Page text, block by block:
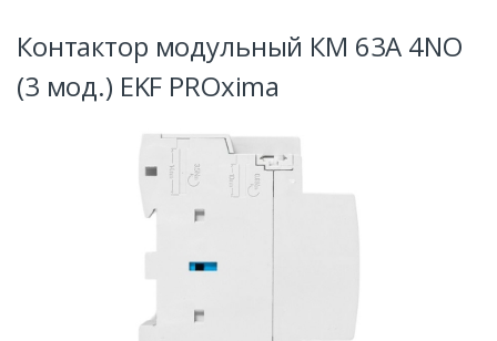
Контактор модульный КМ 63А 4NО
(3 мод.) EKF PROxima